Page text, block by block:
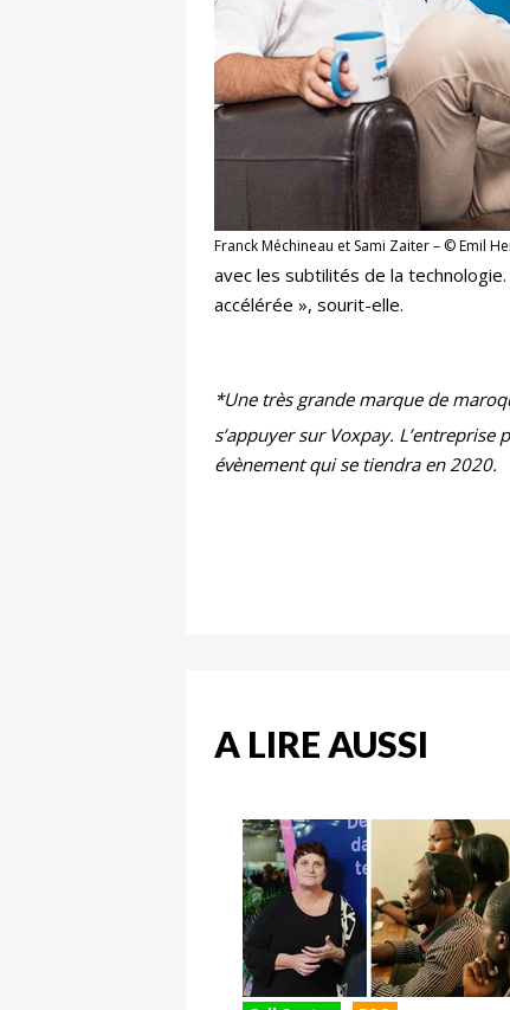
Franck Méchineau et Sami Zaiter – © Emil
avec les subtilités de la
accélérée », sourit-elle.
*Une très grande marque de
s’appuyer sur Voxpay.
évènement qui se tiendra en 2020.
A LIRE AUSSI